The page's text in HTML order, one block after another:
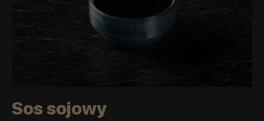
Sos sojowy